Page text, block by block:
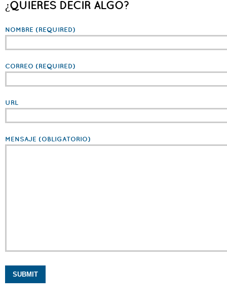
¿QUIERES DECIR ALGO?
NOMBRE (REQUIRED)
CORREO (REQUIRED)
URL
MENSAJE (OBLIGATORIO)